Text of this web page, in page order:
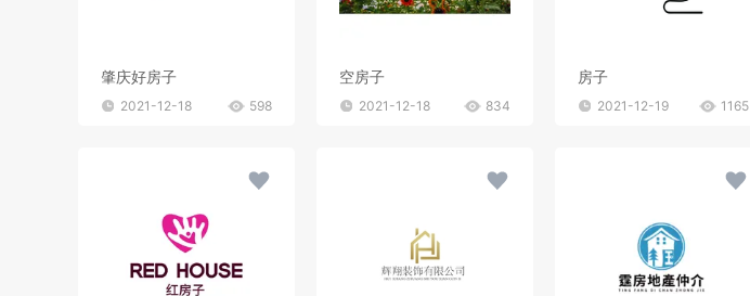
肇庆好房子
2021-12-18 598
空房子
2021-12-18 834
房子
2021-12-19 1165